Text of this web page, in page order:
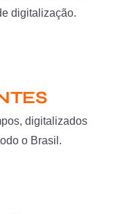
digitalização.
digitalizados
o Brasil.